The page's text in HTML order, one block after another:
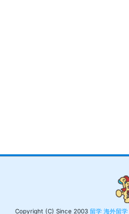
Copyright (C) Since 2003 留学 海外留学